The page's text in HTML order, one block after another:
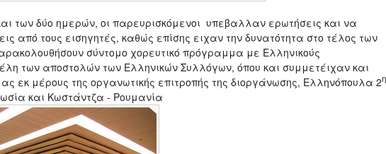
των δύο ημερών, οι παρευρισκόμενοι υπεβαλλαν ερωτήσεις και να
από τους εισηγητές, καθώς επίσης ειχαν την δυνατότητα στο τέλος των
σύντομο χορευτικό πρόγραμμα με Ελληνικούς
των αποστολών των Ελληνικών Συλλόγων, όπου και συμμετέιχαν και
εκ μέρους της οργανωτικής επιτροπής της διοργάνωσης, Ελληνόπουλα 2
και Κωστάντζα - Ρουμανία